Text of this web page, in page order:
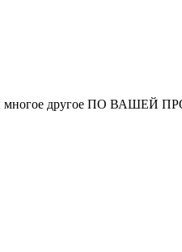
и многое другое ПО ВАШЕЙ